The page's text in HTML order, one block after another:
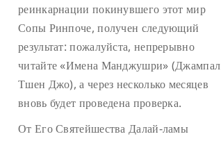
реинкарнации покинувшего этот мир
Сопы Ринпоче, получен следующий
результат: пожалуйста, непрерывно
читайте «Имена Манджушри» (Джампал
Тшен Джо), а через несколько месяцев
вновь будет проведена проверка.
От Его Святейшества Далай-ламы